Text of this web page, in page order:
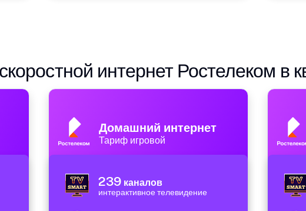
интернет Ростелеком в
Домашний интернет
Тариф игровой
239 каналов
интерактивное телевидение